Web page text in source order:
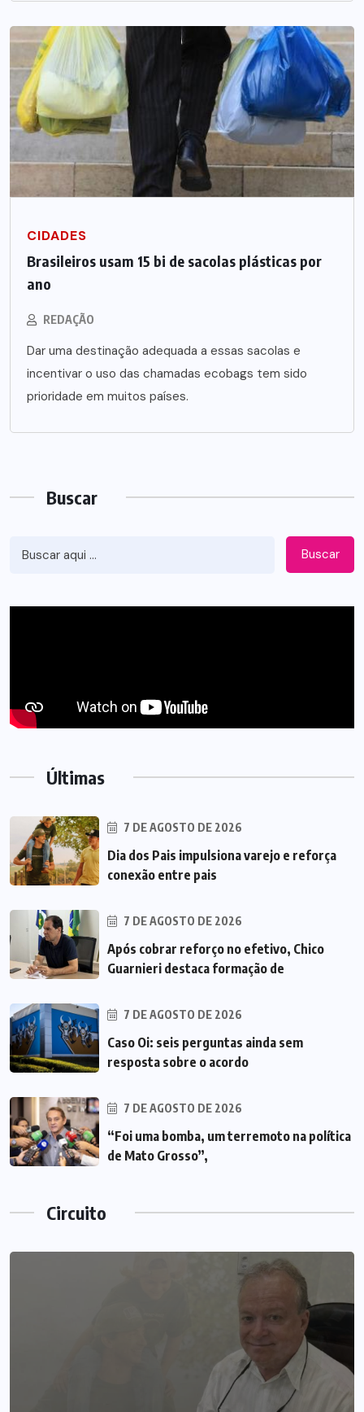
CIDADES
Brasileiros usam 15 bi de sacolas plásticas por
ano
REDAÇÃO
Dar uma destinação adequada a essas sacolas e
incentivar o uso das chamadas ecobags tem sido
prioridade em muitos países.
Buscar
Buscar
Últimas
7 DE AGOSTO DE 2026
Dia dos Pais impulsiona varejo e reforça
conexão entre pais
7 DE AGOSTO DE 2026
Após cobrar reforço no efetivo, Chico
Guarnieri destaca formação de
7 DE AGOSTO DE 2026
Caso Oi: seis perguntas ainda sem
resposta sobre o acordo
7 DE AGOSTO DE 2026
“Foi uma bomba, um terremoto na política
de Mato Grosso”,
Circuito